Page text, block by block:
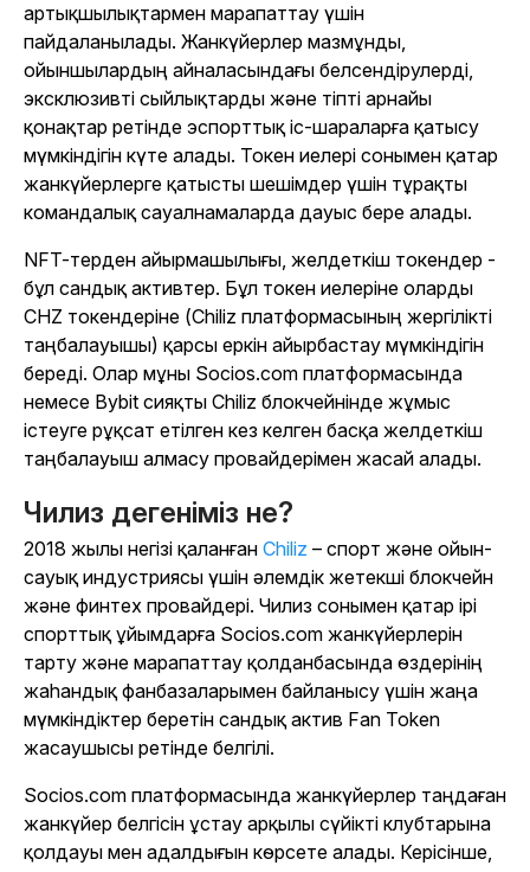
артықшылықтармен марапаттау үшін
пайдаланылады. Жанкүйерлер мазмұнды,
ойыншылардың айналасындағы белсендірулерді,
эксклюзивті сыйлықтарды және тіпті арнайы
қонақтар ретінде эспорттық іс-шараларға қатысу
мүмкіндігін күте алады. Токен иелері сонымен қатар
жанкүйерлерге қатысты шешімдер үшін тұрақты
командалық сауалнамаларда дауыс бере алады.
NFT-терден айырмашылығы, желдеткіш токендер -
бұл сандық активтер. Бұл токен иелеріне оларды
CHZ токендеріне (Chiliz платформасының жергілікті
таңбалауышы) қарсы еркін айырбастау мүмкіндігін
береді. Олар мұны Socios.com платформасында
немесе Bybit сияқты Chiliz блокчейнінде жұмыс
істеуге рұқсат етілген кез келген басқа желдеткіш
таңбалауыш алмасу провайдерімен жасай алады.
Чилиз дегеніміз не?
2018 жылы негізі қаланған Chiliz – спорт және ойын-
сауық индустриясы үшін әлемдік жетекші блокчейн
және финтех провайдері. Чилиз сонымен қатар ірі
спорттық ұйымдарға Socios.com жанкүйерлерін
тарту және марапаттау қолданбасында өздерінің
жаһандық фанбазаларымен байланысу үшін жаңа
мүмкіндіктер беретін сандық актив Fan Token
жасаушысы ретінде белгілі.
Socios.com платформасында жанкүйерлер таңдаған
жанкүйер белгісін ұстау арқылы сүйікті клубтарына
қолдауы мен адалдығын көрсете алады. Керісінше,